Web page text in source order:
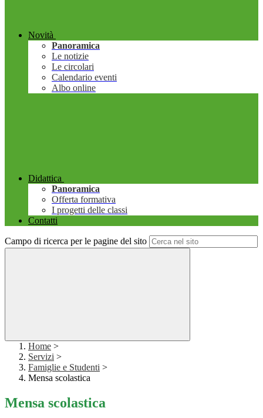
Novità
Panoramica
Le notizie
Le circolari
Calendario eventi
Albo online
Didattica
Panoramica
Offerta formativa
I progetti delle classi
Contatti
Campo di ricerca per le pagine del sito
Home >
Servizi >
Famiglie e Studenti >
Mensa scolastica
Mensa scolastica